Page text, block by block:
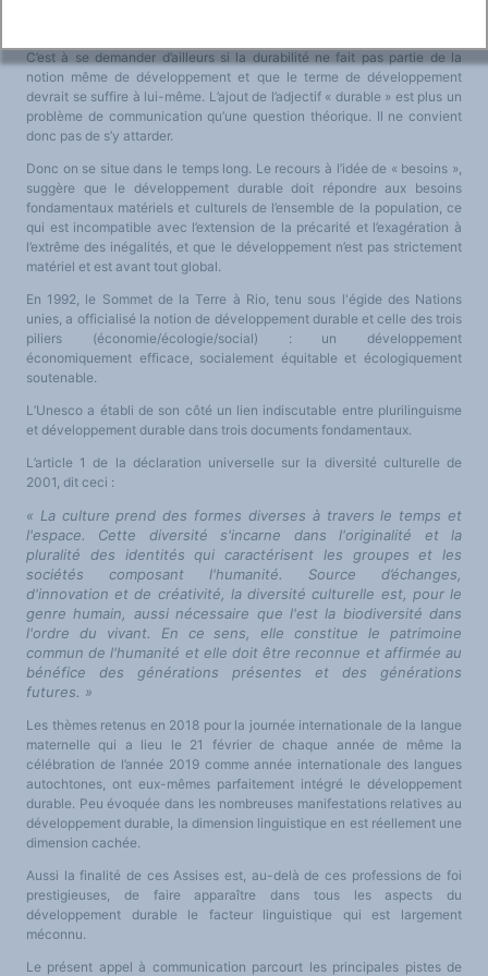
C’est à se demander d’ailleurs si la durabilité ne fait pas partie de la
notion même de développement et que le terme de développement
devrait se suffire à lui-même. L’ajout de l’adjectif « durable » est plus un
problème de communication qu’une question théorique. Il ne convient
donc pas de s’y attarder.
Donc on se situe dans le temps long. Le recours à l’idée de « besoins »,
suggère que le développement durable doit répondre aux besoins
fondamentaux matériels et culturels de l’ensemble de la population, ce
qui est incompatible avec l’extension de la précarité et l’exagération à
l’extrême des inégalités, et que le développement n’est pas strictement
matériel et est avant tout global.
En 1992, le Sommet de la Terre à Rio, tenu sous l'égide des Nations
unies, a officialisé la notion de développement durable et celle des trois
piliers (économie/écologie/social) : un développement
économiquement efficace, socialement équitable et écologiquement
soutenable.
L’Unesco a établi de son côté un lien indiscutable entre plurilinguisme
et développement durable dans trois documents fondamentaux.
L’article 1 de la déclaration universelle sur la diversité culturelle de
2001, dit ceci :
« La culture prend des formes diverses à travers le temps et
l'espace. Cette diversité s'incarne dans l'originalité et la
pluralité des identités qui caractérisent les groupes et les
sociétés composant l'humanité. Source d’échanges,
d'innovation et de créativité, la diversité culturelle est, pour le
genre humain, aussi nécessaire que l'est la biodiversité dans
l'ordre du vivant. En ce sens, elle constitue le patrimoine
commun de l'humanité et elle doit être reconnue et affirmée au
bénéfice des générations présentes et des générations
futures. »
Les thèmes retenus en 2018 pour la journée internationale de la langue
maternelle qui a lieu le 21 février de chaque année de même la
célébration de l’année 2019 comme année internationale des langues
autochtones, ont eux-mêmes parfaitement intégré le développement
durable. Peu évoquée dans les nombreuses manifestations relatives au
développement durable, la dimension linguistique en est réellement une
dimension cachée.
Aussi la finalité de ces Assises est, au-delà de ces professions de foi
prestigieuses, de faire apparaître dans tous les aspects du
développement durable le facteur linguistique qui est largement
méconnu.
Le présent appel à communication parcourt les principales pistes de